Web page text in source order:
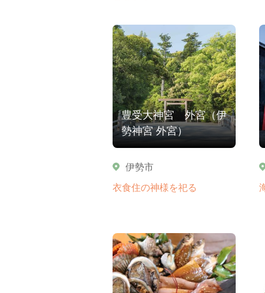
豊受大神宮 外宮（伊
勢神宮 外宮）
伊勢市
衣食住の神様を祀る